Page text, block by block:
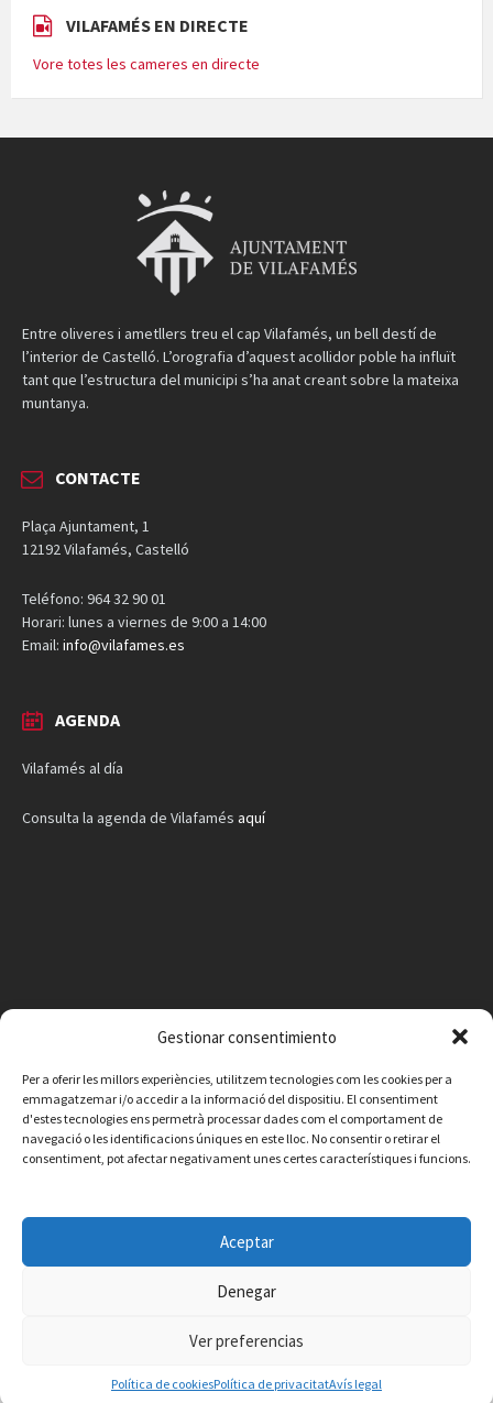
Gestionar consentimiento
Per a oferir les millors experiències, utilitzem tecnologies com les cookies per a
emmagatzemar i/o accedir a la informació del dispositiu. El consentiment
d'estes tecnologies ens permetrà processar dades com el comportament de
navegació o les identificacions úniques en este lloc. No consentir o retirar el
consentiment, pot afectar negativament unes certes característiques i funcions.
Aceptar
Denegar
Ver preferencias
Política de cookiesPolítica de privacitatAvís legal
VILAFAMÉS EN DIRECTE
Vore totes les cameres en directe
Entre oliveres i ametllers treu el cap Vilafamés, un bell destí de
l’interior de Castelló. L’orografia d’aquest acollidor poble ha influït
tant que l’estructura del municipi s’ha anat creant sobre la mateixa
muntanya.
CONTACTE
Plaça Ajuntament, 1
12192 Vilafamés, Castelló
Teléfono: 964 32 90 01
Horari: lunes a viernes de 9:00 a 14:00
Email: info@vilafames.es
AGENDA
Vilafamés al día
Consulta la agenda de Vilafamés aquí
Política de privacitat
© 2026 Ajuntament de Vilafamés - Desarrollada por